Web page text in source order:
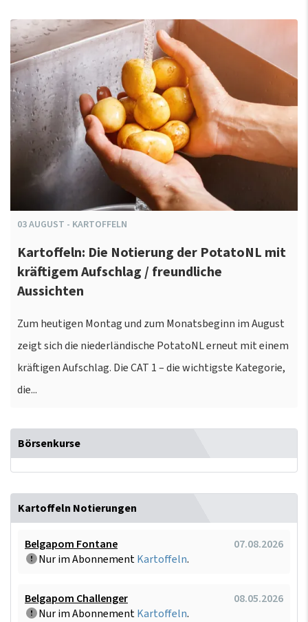
03AUGUST - KARTOFFELN
Kartoffeln: Die Notierung der PotatoNL mit
kräftigem Aufschlag / freundliche
Aussichten
Zum heutigen Montag und zum Monatsbeginn im August
zeigt sich die niederländische PotatoNL erneut mit einem
kräftigen Aufschlag. Die CAT 1 – die wichtigste Kategorie,
die...
Börsenkurse
Kartoffeln Notierungen
Belgapom Fontane
07.08.2026
Nur im AbonnementKartoffeln.
Belgapom Challenger
08.05.2026
Nur im AbonnementKartoffeln.